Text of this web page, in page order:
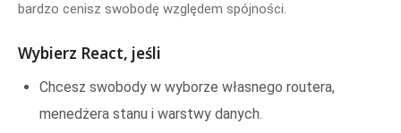
bardzo cenisz swobodę względem spójności.
Wybierz React, jeśli
Chcesz swobody w wyborze własnego routera,
menedżera stanu i warstwy danych.